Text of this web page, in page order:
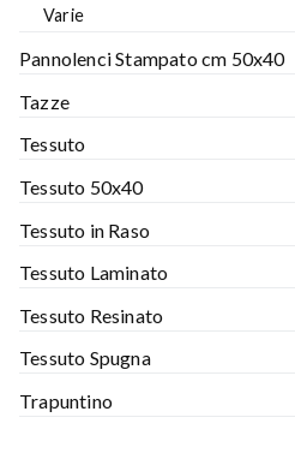
Varie
Pannolenci Stampato cm 50x40
Tazze
Tessuto
Tessuto 50x40
Tessuto in Raso
Tessuto Laminato
Tessuto Resinato
Tessuto Spugna
Trapuntino